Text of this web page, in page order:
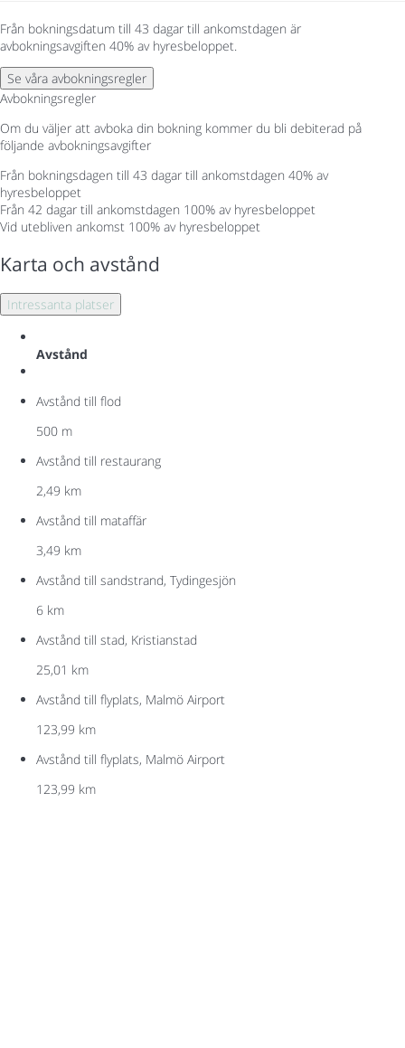
Från bokningsdatum till 43 dagar till ankomstdagen är
avbokningsavgiften 40% av hyresbeloppet.
Se våra avbokningsregler
Avbokningsregler
Om du väljer att avboka din bokning kommer du bli debiterad på
följande avbokningsavgifter
Från bokningsdagen till 43 dagar till ankomstdagen 40% av
hyresbeloppet
Från 42 dagar till ankomstdagen 100% av hyresbeloppet
Vid utebliven ankomst 100% av hyresbeloppet
Karta och avstånd
Intressanta platser
Avstånd
Avstånd till flod
500 m
Avstånd till restaurang
2,49 km
Avstånd till mataffär
3,49 km
Avstånd till sandstrand, Tydingesjön
6 km
Avstånd till stad, Kristianstad
25,01 km
Avstånd till flyplats, Malmö Airport
123,99 km
Avstånd till flyplats, Malmö Airport
123,99 km